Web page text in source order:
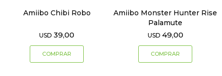
Amiibo Chibi Robo
USD 39,00
Amiibo Monster Hunter Rise
Palamute
USD 49,00